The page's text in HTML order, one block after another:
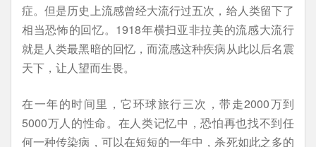
症。但是历史上流感曾经大流行过五次，给人类留下了
相当恐怖的回忆。1918年横扫亚非拉美的流感大流行
就是人类最黑暗的回忆，而流感这种疾病从此以后名震
天下，让人望而生畏。
在一年的时间里，它环球旅行三次，带走2000万到
5000万人的性命。在人类记忆中，恐怕再也找不到任
何一种传染病，可以在短短的一年中，杀死如此之多的